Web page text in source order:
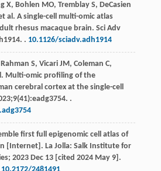
X, Bohlen MO, Tremblay S, DeCasien
al. A single-cell multi-omic atlas
rhesus macaque brain. Sci Adv
. 10.1126/sciadv.adh1914
Rahman S, Vicari JM, Coleman C,
Multi-omic profiling of the
cerebral cortex at the single-cell
;9(41):eadg3754. .
first full epigenomic cell atlas of
[Internet]. La Jolla: Salk Institute for
; 2023Dec 13 [cited 2024 May 9].